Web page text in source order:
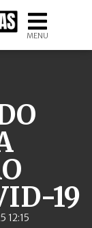
MENU
19
12:15